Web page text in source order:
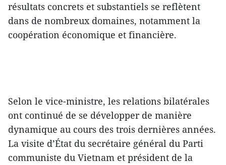
résultats concrets et substantiels se reflètent
dans de nombreux domaines, notamment la
coopération économique et financière.
Selon le vice-ministre, les relations bilatérales
ont continué de se développer de manière
dynamique au cours des trois dernières années.
La visite d’État du secrétaire général du Parti
communiste du Vietnam et président de la